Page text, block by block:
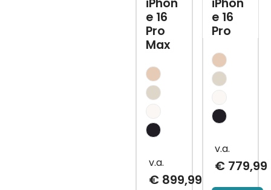
e 16
Pro
Max
€899,99
e 16
Pro
€ 779,99